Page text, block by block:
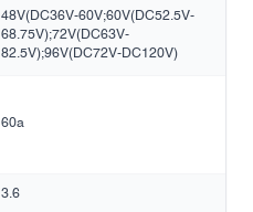
48V(DC36V-60V;60V(DC52.5V-
68.75V);72V(DC63V-
82.5V);96V(DC72V-DC120V)
60a
3.6